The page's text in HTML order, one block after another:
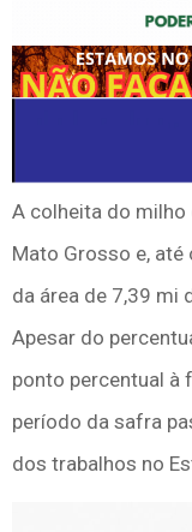
A colheita do
Mato Grosso e, até
da área de 7,39 mi
Apesar do
ponto percentual à
período da safra
dos trabalhos no